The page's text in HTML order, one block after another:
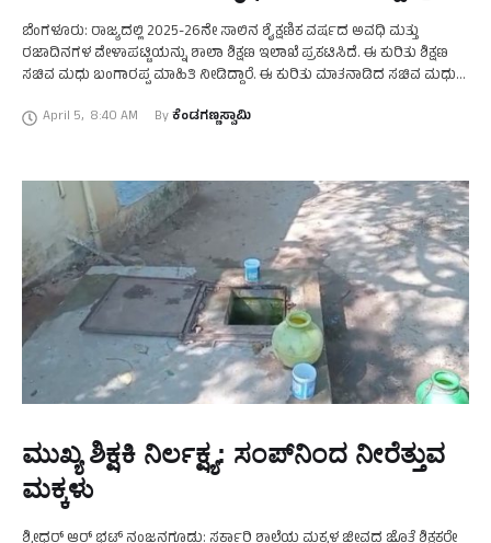
ಬೆಂಗಳೂರು: ರಾಜ್ಯದಲ್ಲಿ 2025-26ನೇ ಸಾಲಿನ ಶೈಕ್ಷಣಿಕ ವರ್ಷದ ಅವಧಿ ಮತ್ತು
ರಜಾದಿನಗಳ ವೇಳಾಪಟ್ಟಿಯನ್ನು ಶಾಲಾ ಶಿಕ್ಷಣ ಇಲಾಖೆ ಪ್ರಕಟಿಸಿದೆ. ಈ ಕುರಿತು ಶಿಕ್ಷಣ
ಸಚಿವ ಮಧು ಬಂಗಾರಪ್ಪ ಮಾಹಿತಿ ನೀಡಿದ್ದಾರೆ. ಈ ಕುರಿತು ಮಾತನಾಡಿದ ಸಚಿವ ಮಧು
April 5, 8:40 AM By ಕೆಂಡಗಣ್ಣಸ್ವಾಮಿ
ಮುಖ್ಯ ಶಿಕ್ಷಕಿ ನಿರ್ಲಕ್ಷ್ಯ: ಸಂಪ್‌ನಿಂದ ನೀರೆತ್ತುವ
ಮಕ್ಕಳು